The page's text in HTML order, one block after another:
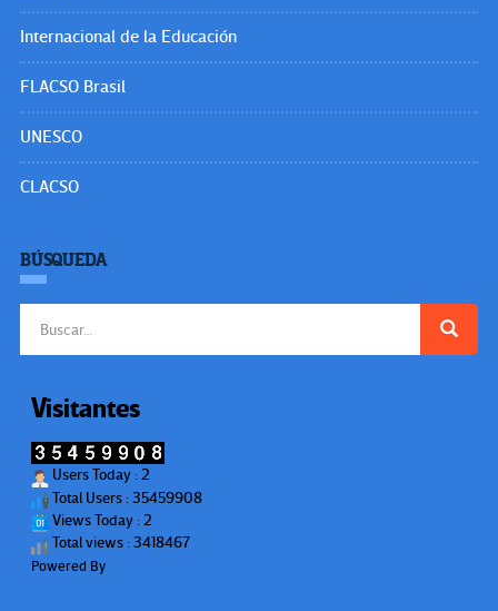
Internacional de la Educación
FLACSO Brasil
UNESCO
CLACSO
BÚSQUEDA
Visitantes
Users Today : 2
Total Users : 35459908
Views Today : 2
Total views : 3418467
Powered By